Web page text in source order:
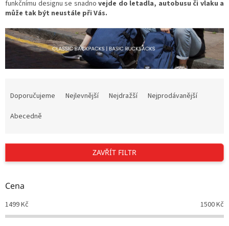
funkčnímu designu se snadno vejde do letadla, autobusu či vlaku a
může tak být neustále při Vás.
r
d
k
t
Doporučujeme Nejlevnější Nejdražší
Nejprodávanější
Abecedně
ZAVŘÍT FILTR
Cena
1499Kč 1500Kč